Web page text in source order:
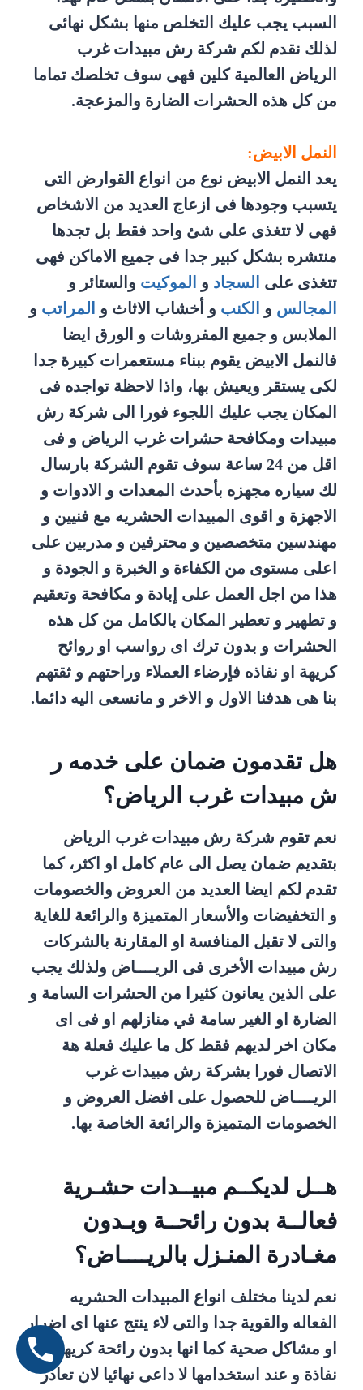
السبب يجب عليك التخلص منها بشكل نهائى
لذلك نقدم لكم شركة رش مبيدات غرب
الرياض العالمية كلين فهى سوف تخلصك تماما
من كل هذه الحشرات الضارة والمزعجة.
النمل الابيض:
يعد النمل الابيض نوع من انواع القوارض التى
يتسبب وجودها فى ازعاج العديد من الاشخاص
فهى لا تتغذى على شئ واحد فقط بل تجدها
منتشره بشكل كبير جدا فى جميع الاماكن فهى
تتغذى على السجاد و الموكيت والستائر و
المجالس و الكنب و أخشاب الاثاث و المراتب و
الملابس و جميع المفروشات و الورق ايضا
فالنمل الابيض يقوم ببناء مستعمرات كبيرة جدا
لكى يستقر ويعيش بها، واذا لاحظة تواجده فى
المكان يجب عليك اللجوء فورا الى شركة رش
مبيدات ومكافحة حشرات غرب الرياض و فى
اقل من 24 ساعة سوف تقوم الشركة بارسال
لك سياره مجهزه بأحدث المعدات و الادوات و
الاجهزة و اقوى المبيدات الحشريه مع فنيين و
مهندسين متخصصين و محترفين و مدربين على
اعلى مستوى من الكفاءة و الخبرة و الجودة و
هذا من اجل العمل على إبادة و مكافحة وتعقيم
و تطهير و تعطير المكان بالكامل من كل هذه
الحشرات و بدون ترك اى رواسب او روائح
كريهة او نفاذه فإرضاء العملاء وراحتهم و ثقتهم
بنا هى هدفنا الاول و الاخر و مانسعى اليه دائما.
هل تقدمون ضمان على خدمه ر
ش مبيدات غرب الرياض؟
نعم تقوم شركة رش مبيدات غرب الرياض
بتقديم ضمان يصل الى عام كامل او اكثر، كما
تقدم لكم ايضا العديد من العروض والخصومات
و التخفيضات والأسعار المتميزة والرائعة للغاية
والتى لا تقبل المنافسة او المقارنة بالشركات
رش مبيدات الأخرى فى الريــــاض ولذلك يجب
على الذين يعانون كثيرا من الحشرات السامة و
الضارة او الغير سامة في منازلهم او فى اى
مكان اخر لديهم فقط كل ما عليك فعلة هة
الاتصال فورا بشركة رش مبيدات غرب
الريــــاض للحصول على افضل العروض و
الخصومات المتميزة والرائعة الخاصة بها.
هــل لديكــم مبيــدات حشـرية
فعالــة بدون رائحــة وبـدون
مغـادرة المنـزل بالريــــاض؟
نعم لدينا مختلف انواع المبيدات الحشريه
الفعاله والقوية جدا والتى لاء ينتج عنها اى اضرار
او مشاكل صحية كما انها بدون رائحة كريهه ولا
نفاذة و عند استخدامها لا داعى نهائيا لان تعادر